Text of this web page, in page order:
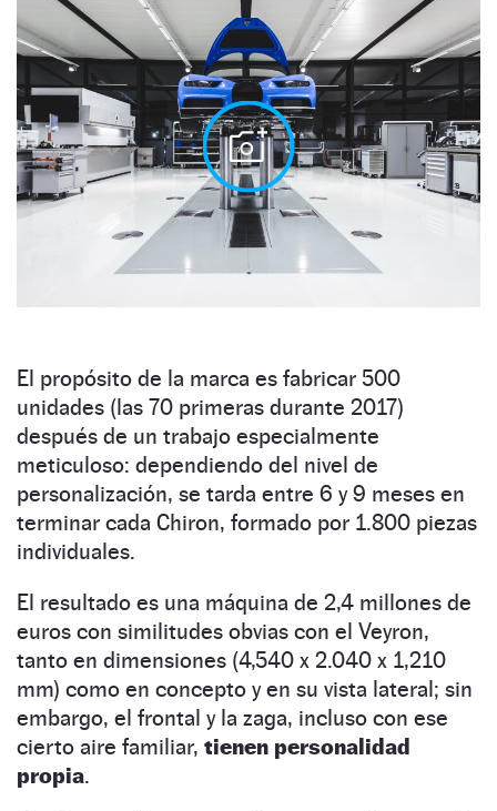
El propósito de la marca es fabricar 500
unidades (las 70 primeras durante 2017)
después de un trabajo especialmente
meticuloso: dependiendo del nivel de
personalización, se tarda entre 6 y 9 meses en
terminar cada Chiron, formado por 1.800 piezas
individuales.
El resultado es una máquina de 2,4 millones de
euros con similitudes obvias con el Veyron,
tanto en dimensiones (4,540 x 2.040 x 1,210
mm) como en concepto y en su vista lateral; sin
embargo, el frontal y la zaga, incluso con ese
cierto aire familiar, tienen personalidad
propia.